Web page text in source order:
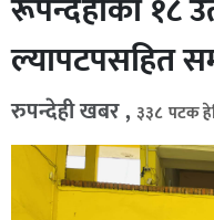
रूपन्देहीका १८
ल्यापटपसहित
रुपन्देही खबर , ३३८ पटक